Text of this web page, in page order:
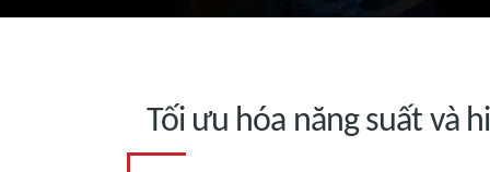
Tối ưu hóa năng suất và